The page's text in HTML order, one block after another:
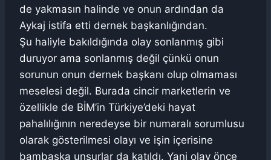
de yakmasın halinde ve onun ardından da
Aykaj istifa etti dernek başkanlığından.
Şu haliyle bakıldığında olay sonlanmış gibi
duruyor ama sonlanmış değil çünkü onun
sorunun onun dernek başkanı olup olmaması
meselesi değil. Burada cincir marketlerin ve
özellikle de BİM’in Türkiye’deki hayat
pahalılığının neredeyse bir numaralı sorumlusu
olarak gösterilmesi olayı ve işin içerisine
bambaşka unsurlar da katıldı. Yani olay önce